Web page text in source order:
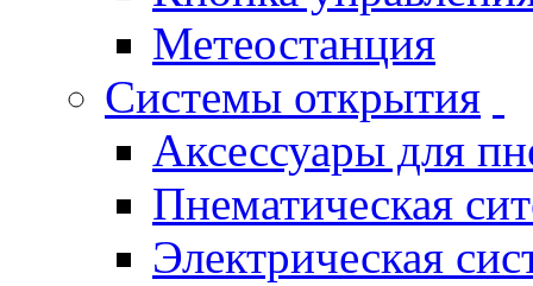
Метеостанция
Системы открытия
Аксессуары для
Пнематическая
Электрическая